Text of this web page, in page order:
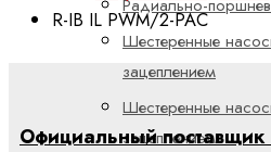
Радиально-
Шестеренные
зацеплением
Шестеренные
зацеплением
R-IB IL PWM/2-PAC
Официальный поставщик